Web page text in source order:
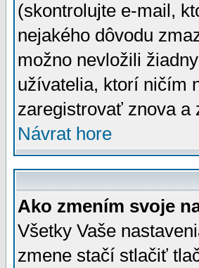
(skontrolujte e-mail,
nejakého dôvodu
možno nevložili
užívatelia, ktorí ničím
zaregistrovať znova a
Návrat hore
Ako zmením svoje
Všetky Vaše
zmene stačí stlačiť